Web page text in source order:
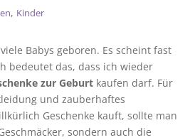
, Kinder
Babys geboren. Es scheint fast
bedeutet das, dass ich wieder
zur Geburt kaufen darf. Für
und zauberhaftes
Geschenke kauft, sollte man
sondern auch die